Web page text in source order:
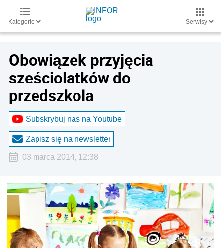
Kategorie Serwisy
Obowiązek przyjęcia
sześciolatków do
przedszkola
Subskrybuj nas na Youtube
Zapisz się na newsletter
03 marca 2014, 12:38